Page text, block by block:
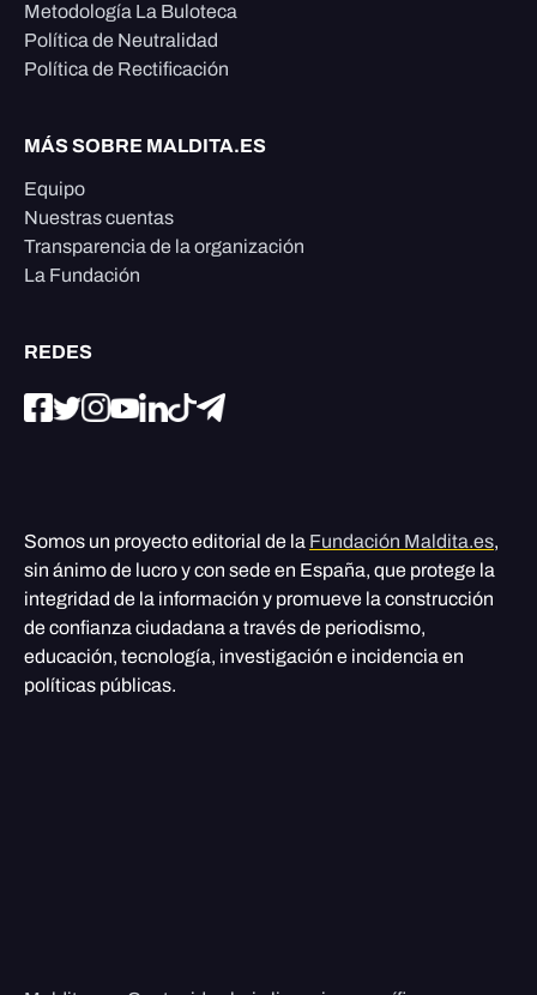
Metodología La Buloteca
Política de Neutralidad
Política de Rectificación
MÁS SOBRE MALDITA.ES
Equipo
Nuestras cuentas
Transparencia de la organización
La Fundación
REDES
Somos un proyecto editorial de la Fundación Maldita.es,
sin ánimo de lucro y con sede en España, que protege la
integridad de la información y promueve la construcción
de confianza ciudadana a través de periodismo,
educación, tecnología, investigación e incidencia en
políticas públicas.